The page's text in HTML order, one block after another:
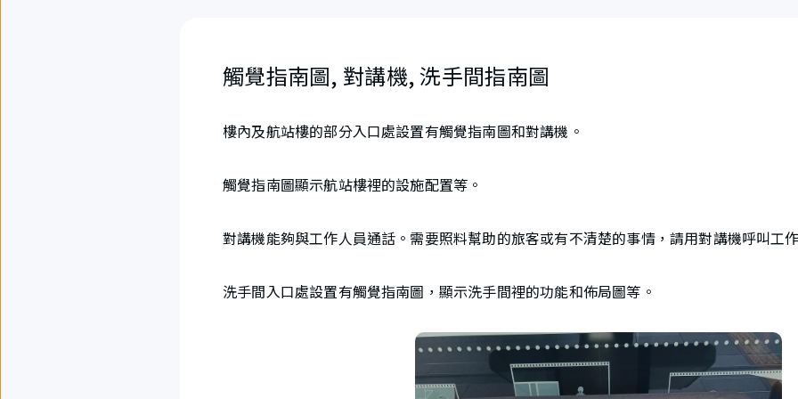
觸覺指南圖, 對講機, 洗手間指南圖
樓內及航站樓的部分入口處設置有觸覺指南圖和對講機。
觸覺指南圖顯示航站樓裡的設施配置等。
對講機能夠與工作人員通話。需要照料幫助的旅客或有不清楚的事情，請用對講機呼叫工
洗手間入口處設置有觸覺指南圖，顯示洗手間裡的功能和佈局圖等。